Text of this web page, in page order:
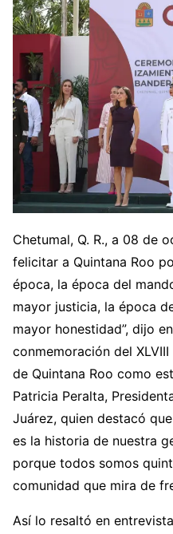
Chetumal, Q. R., a 08 de
felicitar a Quintana Roo
época, la época del
mayor justicia, la época
mayor honestidad”, dijo
conmemoración del
de Quintana Roo como
Patricia Peralta,
Juárez, quien destacó
es la historia de nuestra
porque todos somos
comunidad que mira de
Así lo resaltó en